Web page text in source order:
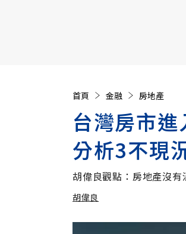
首頁 金融 房地產
台灣房市
分析3不現
胡偉良觀點：房地產沒
胡偉良